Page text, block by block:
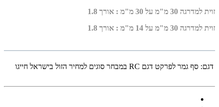
זוית למדרגה 30 מ"מ על 30 מ"מ : אורך 1.8
זוית למדרגה 30 מ"מ על 14 מ"מ : אורך 1.8
דגם: סף גמר לפרקט דגם RC במבחר סוגים למחיר הזול בישראל חייגו